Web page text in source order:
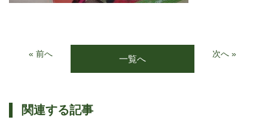
« 前へ 一覧へ 次へ »
関連する記事